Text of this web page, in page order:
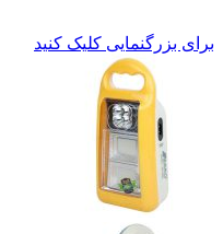
برای بزرگنمایی کلیک کنید